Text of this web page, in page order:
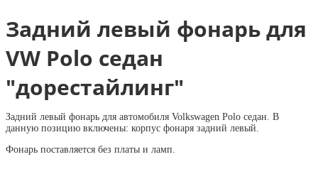
Задний левый фонарь для
VW Polo седан
"дорестайлинг"
Задний левый фонарь для автомобиля Volkswagen Polo седан. В
данную позицию включены: корпус фонаря задний левый.
Фонарь поставляется без платы и ламп.